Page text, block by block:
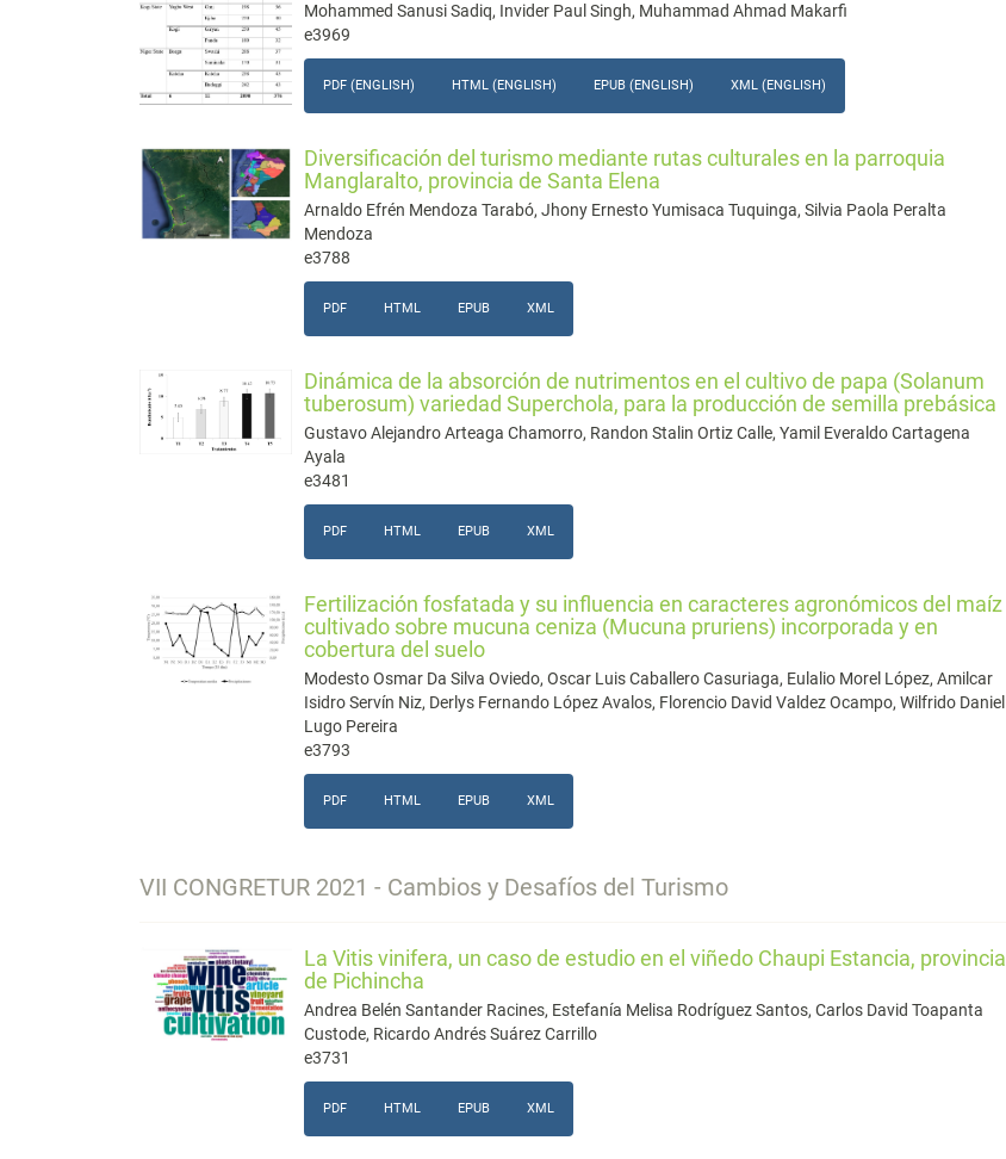
Mohammed Sanusi Sadiq, Invider Paul Singh, Muhammad Ahmad Makarfi
e3969
PDF (ENGLISH) HTML (ENGLISH) EPUB (ENGLISH) XML (ENGLISH)
Diversificación del turismo mediante rutas culturales en la parroquia
Manglaralto, provincia de Santa Elena
Arnaldo Efrén Mendoza Tarabó, Jhony Ernesto Yumisaca Tuquinga, Silvia Paola Peralta
Mendoza
e3788
PDF HTML EPUB XML
Dinámica de la absorción de nutrimentos en el cultivo de papa (Solanum
tuberosum) variedad Superchola, para la producción de semilla prebásica
Gustavo Alejandro Arteaga Chamorro, Randon Stalin Ortiz Calle, Yamil Everaldo Cartagena
Ayala
e3481
PDF HTML EPUB XML
Fertilización fosfatada y su influencia en caracteres agronómicos del maíz
cultivado sobre mucuna ceniza (Mucuna pruriens) incorporada y en
cobertura del suelo
Modesto Osmar Da Silva Oviedo, Oscar Luis Caballero Casuriaga, Eulalio Morel López, Amilcar
Isidro Servín Niz, Derlys Fernando López Avalos, Florencio David Valdez Ocampo, Wilfrido Daniel
Lugo Pereira
e3793
PDF HTML EPUB XML
VII CONGRETUR 2021 - Cambios y Desafíos del Turismo
La Vitis vinifera, un caso de estudio en el viñedo Chaupi Estancia, provincia
de Pichincha
Andrea Belén Santander Racines, Estefanía Melisa Rodríguez Santos, Carlos David Toapanta
Custode, Ricardo Andrés Suárez Carrillo
e3731
PDF HTML EPUB XML